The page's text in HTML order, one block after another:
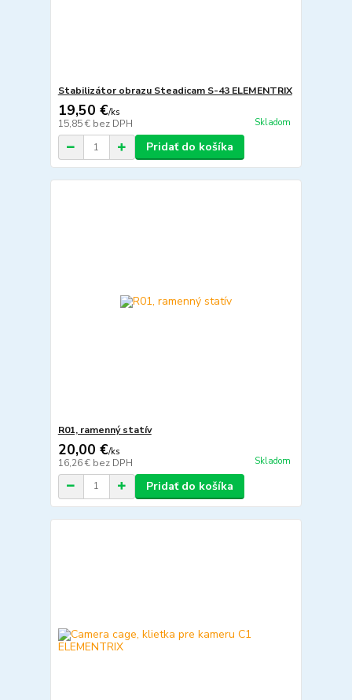
Stabilizátor obrazu Steadicam S-43 ELEMENTRIX
19,50 €/ks
15,85 € bez DPH Skladom
Pridať do košíka
R01, ramenný statív
20,00 €/ks
16,26 € bez DPH Skladom
Pridať do košíka